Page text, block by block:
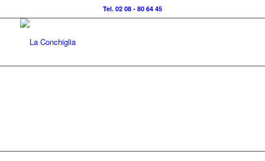
Tel. 02 08 - 80 64 45